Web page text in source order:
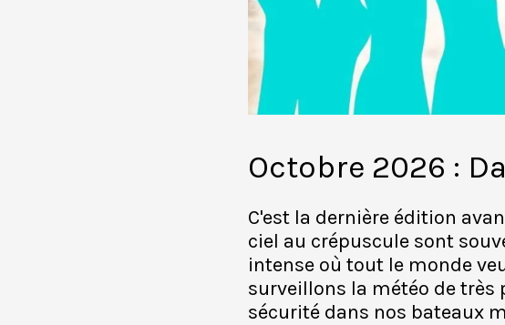
Octobre 2026 :
C'est la dernière édition
ciel au crépuscule sont
intense où tout le monde
surveillons la météo de très
sécurité dans nos bateaux